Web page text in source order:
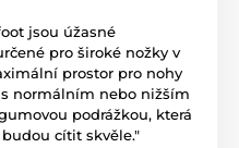
jsou úžasné
pro široké nožky v
prostor pro nohy
normálním nebo nižším
podrážkou, která
cítit skvěle."